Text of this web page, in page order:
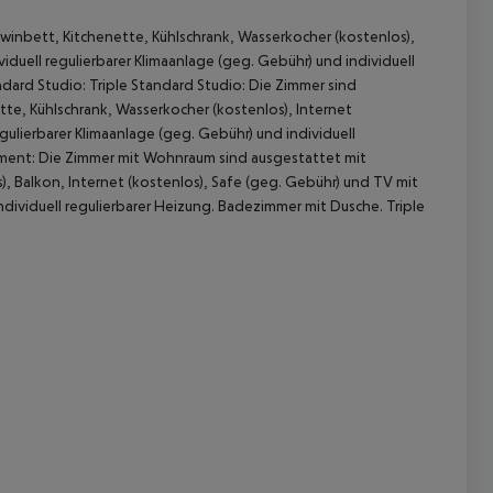
Kitchenette, Kühlschrank, Wasserkocher (kostenlos),
regulierbarer Klimaanlage (geg. Gebühr) und individuell
Studio: Triple Standard Studio: Die Zimmer sind
Kühlschrank, Wasserkocher (kostenlos), Internet
Klimaanlage (geg. Gebühr) und individuell
Die Zimmer mit Wohnraum sind ausgestattet mit
Internet (kostenlos), Safe (geg. Gebühr) und TV mit
regulierbarer Heizung. Badezimmer mit Dusche. Triple